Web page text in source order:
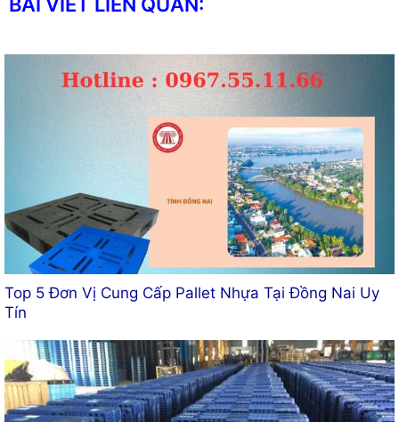
Top 5 Đơn Vị Cung Cấp Pallet Nhựa Tại Đồng Nai Uy
Tín